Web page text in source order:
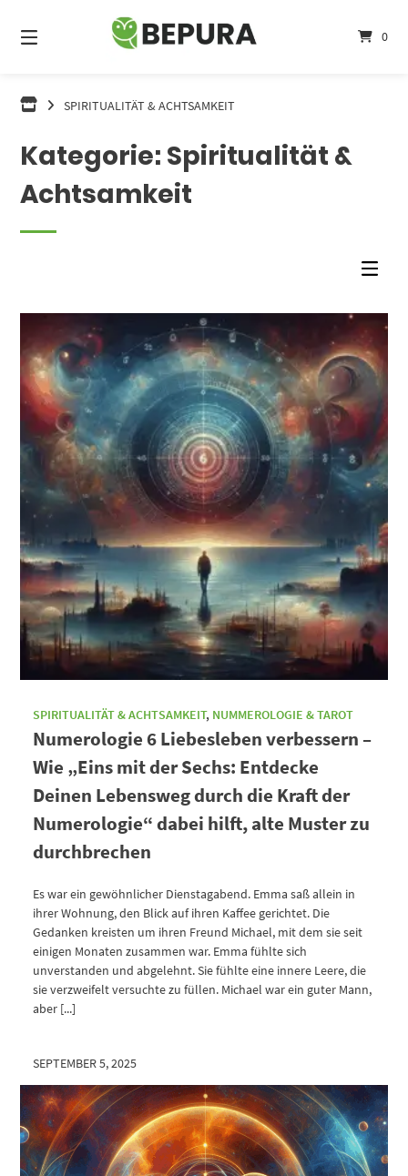
zum
Inhalt
0
SPIRITUALITÄT & ACHTSAMKEIT
Kategorie: Spiritualität &
Achtsamkeit
SPIRITUALITÄT & ACHTSAMKEIT, NUMMEROLOGIE & TAROT
Numerologie 6 Liebesleben verbessern –
Wie „Eins mit der Sechs: Entdecke
Deinen Lebensweg durch die Kraft der
Numerologie“ dabei hilft, alte Muster zu
durchbrechen
Es war ein gewöhnlicher Dienstagabend. Emma saß allein in
ihrer Wohnung, den Blick auf ihren Kaffee gerichtet. Die
Gedanken kreisten um ihren Freund Michael, mit dem sie seit
einigen Monaten zusammen war. Emma fühlte sich
unverstanden und abgelehnt. Sie fühlte eine innere Leere, die
sie verzweifelt versuchte zu füllen. Michael war ein guter Mann,
aber [...]
SEPTEMBER 5, 2025